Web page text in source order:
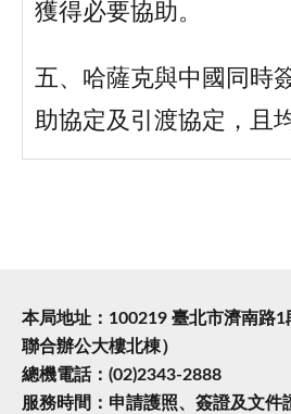
獲得必要協助。
五、哈薩克與中國同時
助協定及引渡協定，且
本局地址：100219 臺北市濟南路
聯合辦公大樓北棟）
總機電話：(02)2343-2888
服務時間：申請護照、簽證及文件